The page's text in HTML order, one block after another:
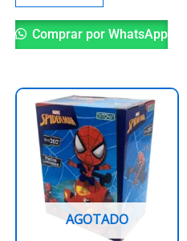
producto
Comprar por WhatsApp
AGOTADO